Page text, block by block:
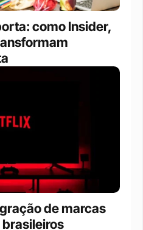
como Insider,
de marcas
brasileiros